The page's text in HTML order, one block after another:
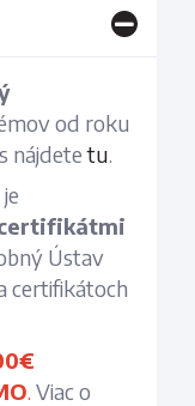
od roku
nájdetetu.
Ústav
certifikátoch
. Viac o